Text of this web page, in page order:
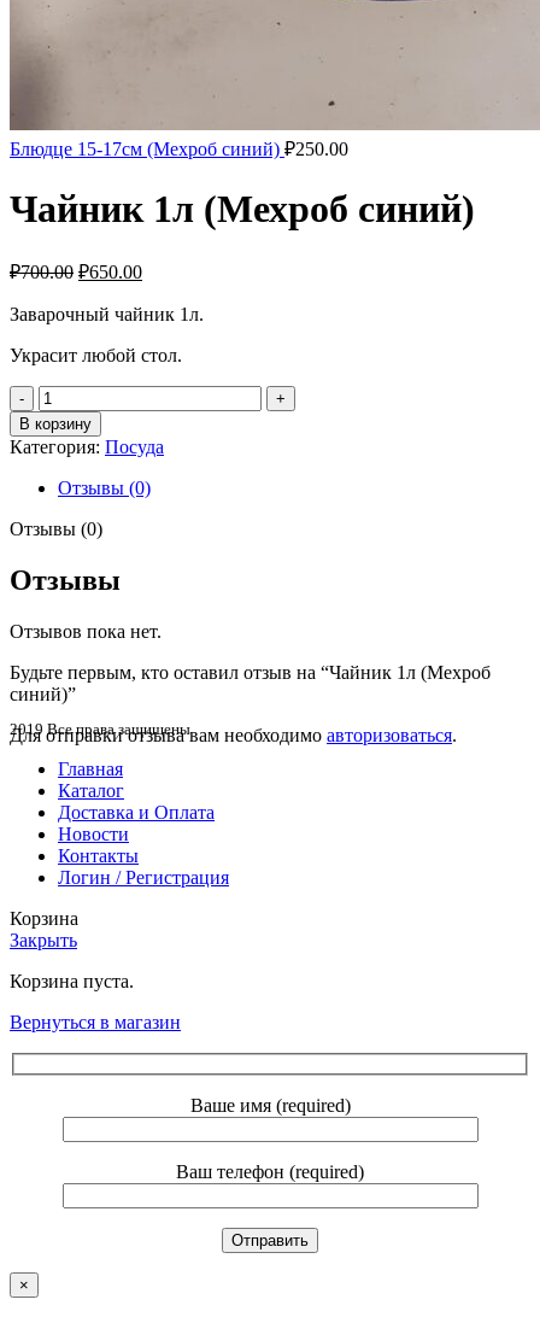
Блюдце 15-17см (Мехроб синий) ₽250.00
Чайник 1л (Мехроб синий)
₽700.00 Первоначальная
составляла
₽650.00Текущая
₽650.00.
Заварочный чайник 1л.
Украсит любой стол.
Количество
товара
Чайник
1л
(Мехроб
синий)
В корзину
Категория: Посуда
Отзывы (0)
Отзывы (0)
Отзывы
Отзывов пока нет.
Будьте первым, кто оставил отзыв на “Чайник 1л (Мехроб
синий)”
Для отправки отзыва вам необходимо авторизоваться.
2019 Все права защищены
Главная
Каталог
Доставка и Оплата
Новости
Контакты
Логин / Регистрация
Корзина
Закрыть
Корзина пуста.
Вернуться в магазин
Ваше имя (required)
Ваш телефон (required)
×